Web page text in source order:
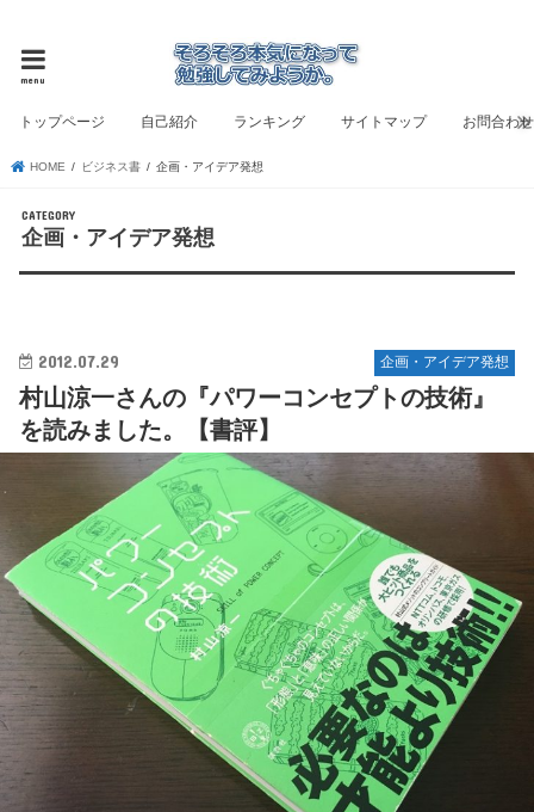
menu
トップページ 自己紹介 ランキング サイトマップ お問合わせ
HOME ビジネス書 企画・アイデア発想
企画・アイデア発想
2012.07.29 企画・アイデア発想
村山涼一さんの『パワーコンセプトの技術』
を読みました。【書評】